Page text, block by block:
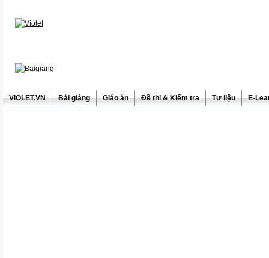
ViOLET.VN Bài giảng Giáo án Đề thi & Kiểm tra Tư liệu E-